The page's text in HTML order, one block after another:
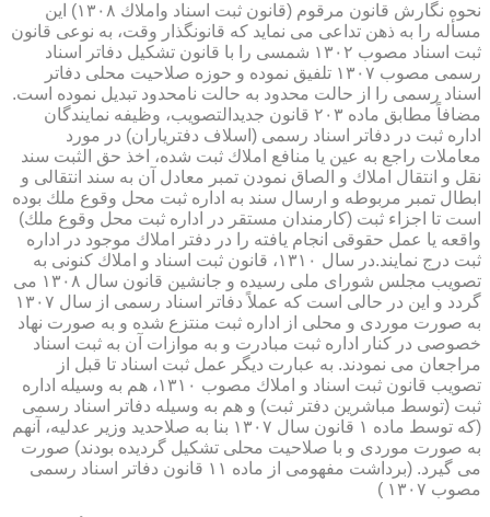
نحوه نگارش قانون مرقوم (قانون ثبت اسناد واملاك ۱۳۰۸) این
مسأله را به ذهن تداعی می نماید كه قانونگذار وقت، به نوعی قانون
ثبت اسناد مصوب ۱۳۰۲ شمسی را با قانون تشكیل دفاتر اسناد
رسمی مصوب ۱۳۰۷ تلفیق نموده و حوزه صلاحیت محلی دفاتر
اسناد رسمی را از حالت محدود به حالت نامحدود تبدیل نموده است.
مضافاً مطابق ماده ۲۰۳ قانون جدیدالتصویب، وظیفه نمایندگان
اداره ثبت در دفاتر اسناد رسمی (اسلاف دفتریاران) در مورد
معاملات راجع به عین یا منافع املاك ثبت شده، اخذ حق الثبت سند
نقل و انتقال املاك و الصاق نمودن تمبر معادل آن به سند انتقالی و
ابطال تمبر مربوطه و ارسال سند به اداره ثبت محل وقوع ملك بوده
است تا اجزاء ثبت (كارمندان مستقر در اداره ثبت محل وقوع ملك)
واقعه یا عمل حقوقی انجام یافته را در دفتر املاك موجود در اداره
ثبت درج نمایند.در سال ۱۳۱۰، قانون ثبت اسناد و املاك كنونی به
تصویب مجلس شورای ملی رسیده و جانشین قانون سال ۱۳۰۸ می
گردد و این در حالی است كه عملاً دفاتر اسناد رسمی از سال ۱۳۰۷
به صورت موردی و محلی از اداره ثبت منتزع شده و به صورت نهاد
خصوصی در كنار اداره ثبت مبادرت و به موازات آن به ثبت اسناد
مراجعان می نمودند. به عبارت دیگر عمل ثبت اسناد تا قبل از
تصویب قانون ثبت اسناد و املاك مصوب ۱۳۱۰، هم به وسیله اداره
ثبت (توسط مباشرین دفتر ثبت) و هم به وسیله دفاتر اسناد رسمی
(كه توسط ماده ۱ قانون سال ۱۳۰۷ بنا به صلاحدید وزیر عدلیه، آنهم
به صورت موردی و با صلاحیت محلی تشكیل گردیده بودند) صورت
می گیرد. (برداشت مفهومی از ماده ۱۱ قانون دفاتر اسناد رسمی
مصوب ۱۳۰۷ )